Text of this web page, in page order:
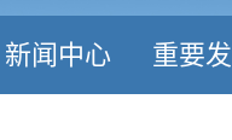
新闻中心 重要